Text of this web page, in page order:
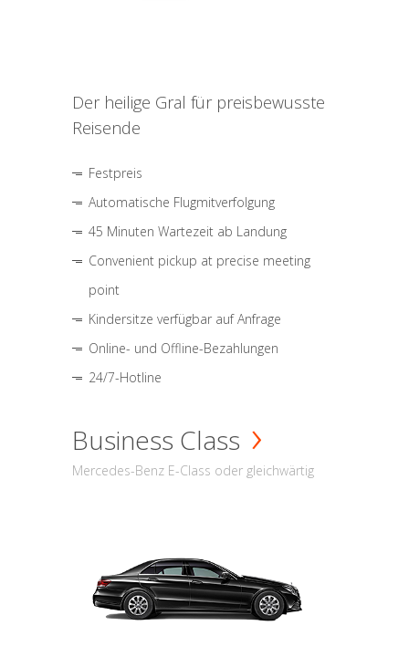
Der heilige Gral für preisbewusste
Reisende
Festpreis
Automatische Flugmitverfolgung
45 Minuten Wartezeit ab Landung
Convenient pickup at precise meeting
point
Kindersitze verfügbar auf Anfrage
Online- und Offline-Bezahlungen
24/7-Hotline
Business Class
Mercedes-Benz E-Class oder gleichwärtig